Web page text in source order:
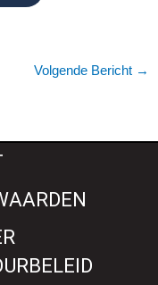
Volgende Bericht →